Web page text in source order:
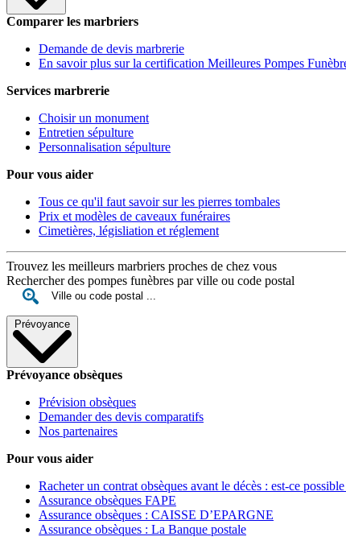
Comparer les marbriers
Demande de devis marbrerie
En savoir plus sur la certification Meilleures Pompes
Services marbrerie
Choisir un monument
Entretien sépulture
Personnalisation sépulture
Pour vous aider
Tous ce qu'il faut savoir sur les pierres tombales
Prix et modèles de caveaux funéraires
Cimetières, législiation et réglement
Trouvez les meilleurs marbriers proches de chez vous
Rechercher des pompes funèbres par ville ou code postal
Prévoyance
Prévoyance obsèques
Prévision obsèques
Demander des devis comparatifs
Nos partenaires
Pour vous aider
Racheter un contrat obsèques avant le décès : est-ce
Assurance obsèques FAPE
Assurance obsèques : CAISSE D’EPARGNE
Assurance obsèques : La Banque postale